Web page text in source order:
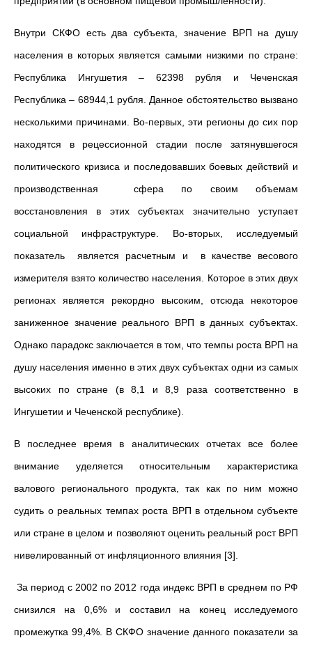
Внутри СКФО есть два субъекта, значение ВРП на душу
населения в которых является самыми низкими по стране:
Республика Ингушетия – 62398 рубля и Чеченская
Республика – 68944,1 рубля. Данное обстоятельство вызвано
несколькими причинами. Во-первых, эти регионы до сих пор
находятся в рецессионной стадии после затянувшегося
политического кризиса и последовавших боевых действий и
производственная сфера по своим объемам
восстановления в этих субъектах значительно уступает
социальной инфраструктуре. Во-вторых, исследуемый
показатель является расчетным и в качестве весового
измерителя взято количество населения. Которое в этих двух
регионах является рекордно высоким, отсюда некоторое
заниженное значение реального ВРП в данных субъектах.
Однако парадокс заключается в том, что темпы роста ВРП на
душу населения именно в этих двух субъектах одни из самых
высоких по стране (в 8,1 и 8,9 раза соответственно в
Ингушетии и Чеченской республике).
В последнее время в аналитических отчетах все более
внимание уделяется относительным характеристика
валового регионального продукта, так как по ним можно
судить о реальных темпах роста ВРП в отдельном субъекте
или стране в целом и позволяют оценить реальный рост ВРП
нивелированный от инфляционного влияния [3].
За период с 2002 по 2012 года индекс ВРП в среднем по РФ
снизился на 0,6% и составил на конец исследуемого
промежутка 99,4%. В СКФО значение данного показатели за